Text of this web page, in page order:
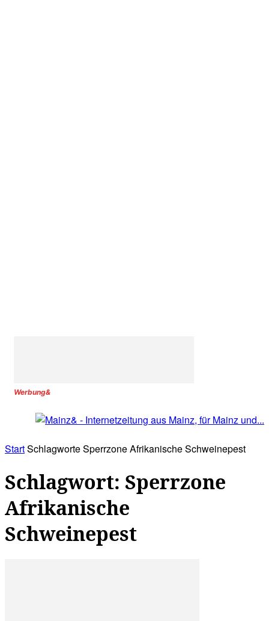
Werbung&
StartSchlagworteSperrzone Afrikanische Schweinepest
Schlagwort: Sperrzone
Afrikanische
Schweinepest